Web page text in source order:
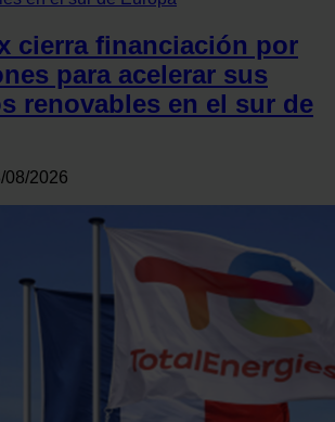
cierra financiación por
para acelerar sus
renovables en el sur de
08/2026